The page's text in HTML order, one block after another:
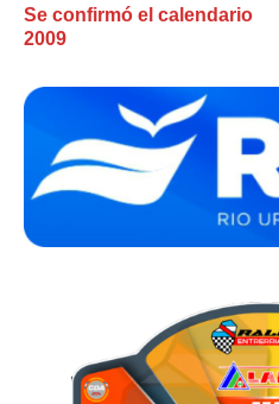
Se confirmó el calendario
2009